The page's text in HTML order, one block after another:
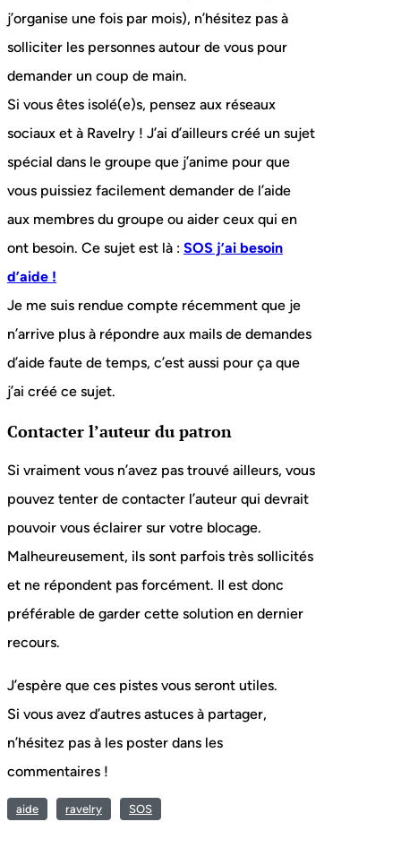
j’organise une fois par mois), n’hésitez pas à
solliciter les personnes autour de vous pour
demander un coup de main.
Si vous êtes isolé(e)s, pensez aux réseaux
sociaux et à Ravelry ! J’ai d’ailleurs créé un sujet
spécial dans le groupe que j’anime pour que
vous puissiez facilement demander de l’aide
aux membres du groupe ou aider ceux qui en
ont besoin. Ce sujet est là : SOS j’ai besoin
d’aide !
Je me suis rendue compte récemment que je
n’arrive plus à répondre aux mails de demandes
d’aide faute de temps, c’est aussi pour ça que
j’ai créé ce sujet.
Contacter l’auteur du patron
Si vraiment vous n’avez pas trouvé ailleurs, vous
pouvez tenter de contacter l’auteur qui devrait
pouvoir vous éclairer sur votre blocage.
Malheureusement, ils sont parfois très sollicités
et ne répondent pas forcément. Il est donc
préférable de garder cette solution en dernier
recours.
J’espère que ces pistes vous seront utiles.
Si vous avez d’autres astuces à partager,
n’hésitez pas à les poster dans les
commentaires !
aide ravelry SOS